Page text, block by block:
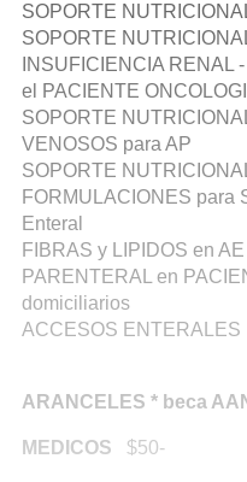
SOPORTE
SOPORTE
INSUFICIENCIA RENAL
el PACIENTE
SOPORTE
VENOSOS para AP
SOPORTE
FORMULACIONES para
Enteral
FIBRAS y LIPIDOS en
PARENTERAL en
domiciliarios
ACCESOS ENTERALES
ARANCELES * beca
MEDICOS $50-